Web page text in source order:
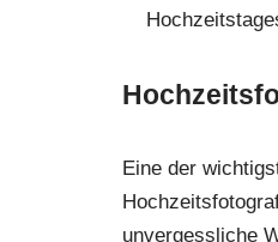
Eine der
unvergessliche